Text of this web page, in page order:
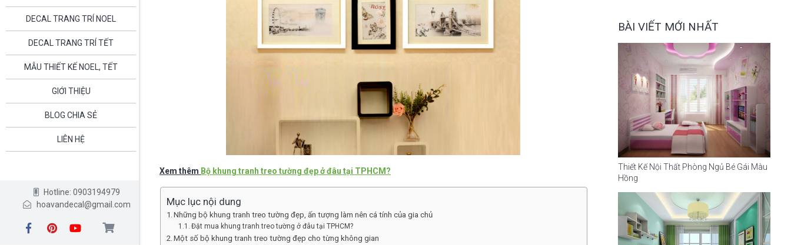
DECAL TRANG TRÍ NOEL
DECAL TRANG TRÍ TẾT
MẪU THIẾT KẾ NOEL, TẾT
GIỚI THIỆU
BLOG CHIA SẺ
LIÊN HỆ
Hotline: 0903194979
hoavandecal@gmail.com
Xem thêm Bộ khung tranh treo tường đẹp ở đâu tại TPHCM?
Mục lục nội dung
Những bộ khung tranh treo tường đẹp, ấn tượng làm nên cá tính của gia chủ
Đặt mua khung tranh treo tường ở đâu tại TPHCM?
Một số bộ khung tranh treo tường đẹp cho từng không gian
BÀI VIẾT MỚI NHẤT
Thiết Kế Nội Thất Phòng Ngủ Bé Gái Màu
Hồng